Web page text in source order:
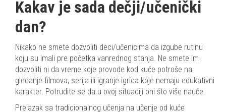
Kakav je sada dečji/učenički
dan?
Nikako ne smete dozvoliti deci/učenicima da izgube rutinu
koju su imali pre početka vanrednog stanja. Ne smete im
dozvoliti ni da vreme koje provode kod kuće potroše na
gledanje filmova, serija ili igranje igrica koje nemaju edukativni
karakter. Potrudite se da u ovoj situaciji oni što više nauče.
Prelazak sa tradicionalnog učenja na učenje od kuće